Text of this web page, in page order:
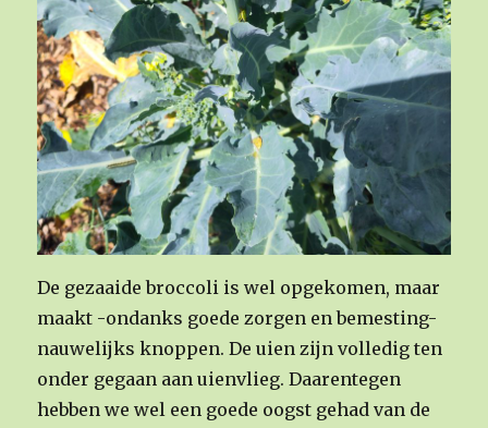
De gezaaide broccoli is wel opgekomen, maar
maakt -ondanks goede zorgen en bemesting-
nauwelijks knoppen. De uien zijn volledig ten
onder gegaan aan uienvlieg. Daarentegen
hebben we wel een goede oogst gehad van de